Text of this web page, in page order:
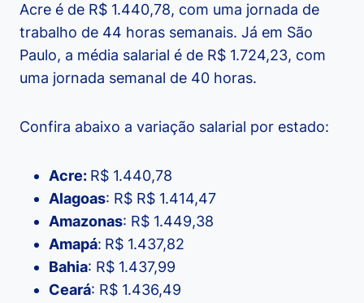
Acre é de R$ 1.440,78, com uma jornada de
trabalho de 44 horas semanais. Já em São
Paulo, a média salarial é de R$ 1.724,23, com
uma jornada semanal de 40 horas.
Confira abaixo a variação salarial por estado:
Acre: R$ 1.440,78
Alagoas: R$ R$ 1.414,47
Amazonas: R$ 1.449,38
Amapá: R$ 1.437,82
Bahia: R$ 1.437,99
Ceará: R$ 1.436,49